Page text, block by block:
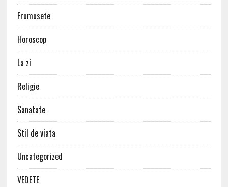
Frumusete
Horoscop
La zi
Religie
Sanatate
Stil de viata
Uncategorized
VEDETE